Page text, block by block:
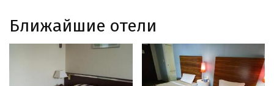
Ближайшие отели